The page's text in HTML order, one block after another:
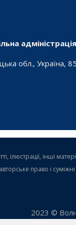
адміністрація
обл., Україна,
ілюстрації, інші
авторське право і
2023 ©